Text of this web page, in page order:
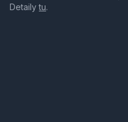
Detailytu.